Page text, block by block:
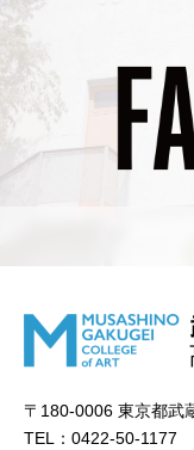
〒180-0006 東京都武
TEL：0422-50-1177